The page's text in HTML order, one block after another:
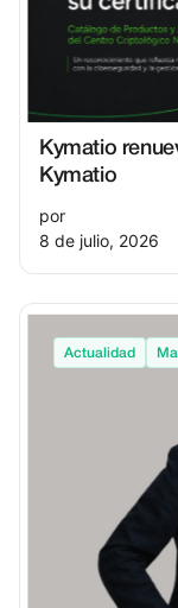
Kymatio
Kymatio
por
8 de julio, 2026
Actualidad